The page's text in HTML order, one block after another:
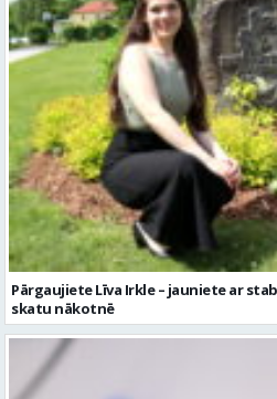
Pārgaujiete Līva Irkle – jauniete ar
skatu nākotnē